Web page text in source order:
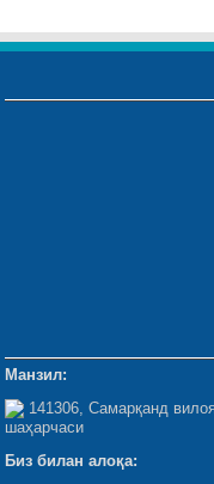
Манзил:
141306, Самарқанд
шаҳарчаси
Биз билан алоқа: